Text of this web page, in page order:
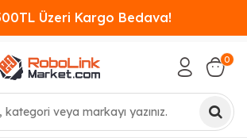
Üzeri Kargo Bedava!
0